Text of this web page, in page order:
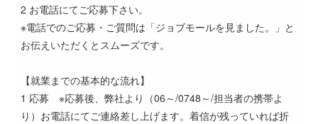
2 お電話にてご応募下さい。
※電話でのご応募・ご質問は「ジョブモールを見ました。」と
お伝えいただくとスムーズです。
【就業までの基本的な流れ】
1 応募 ※応募後、弊社より（06～/0748～/担当者の携帯よ
り）お電話にてご連絡差し上げます。着信が残っていれば折